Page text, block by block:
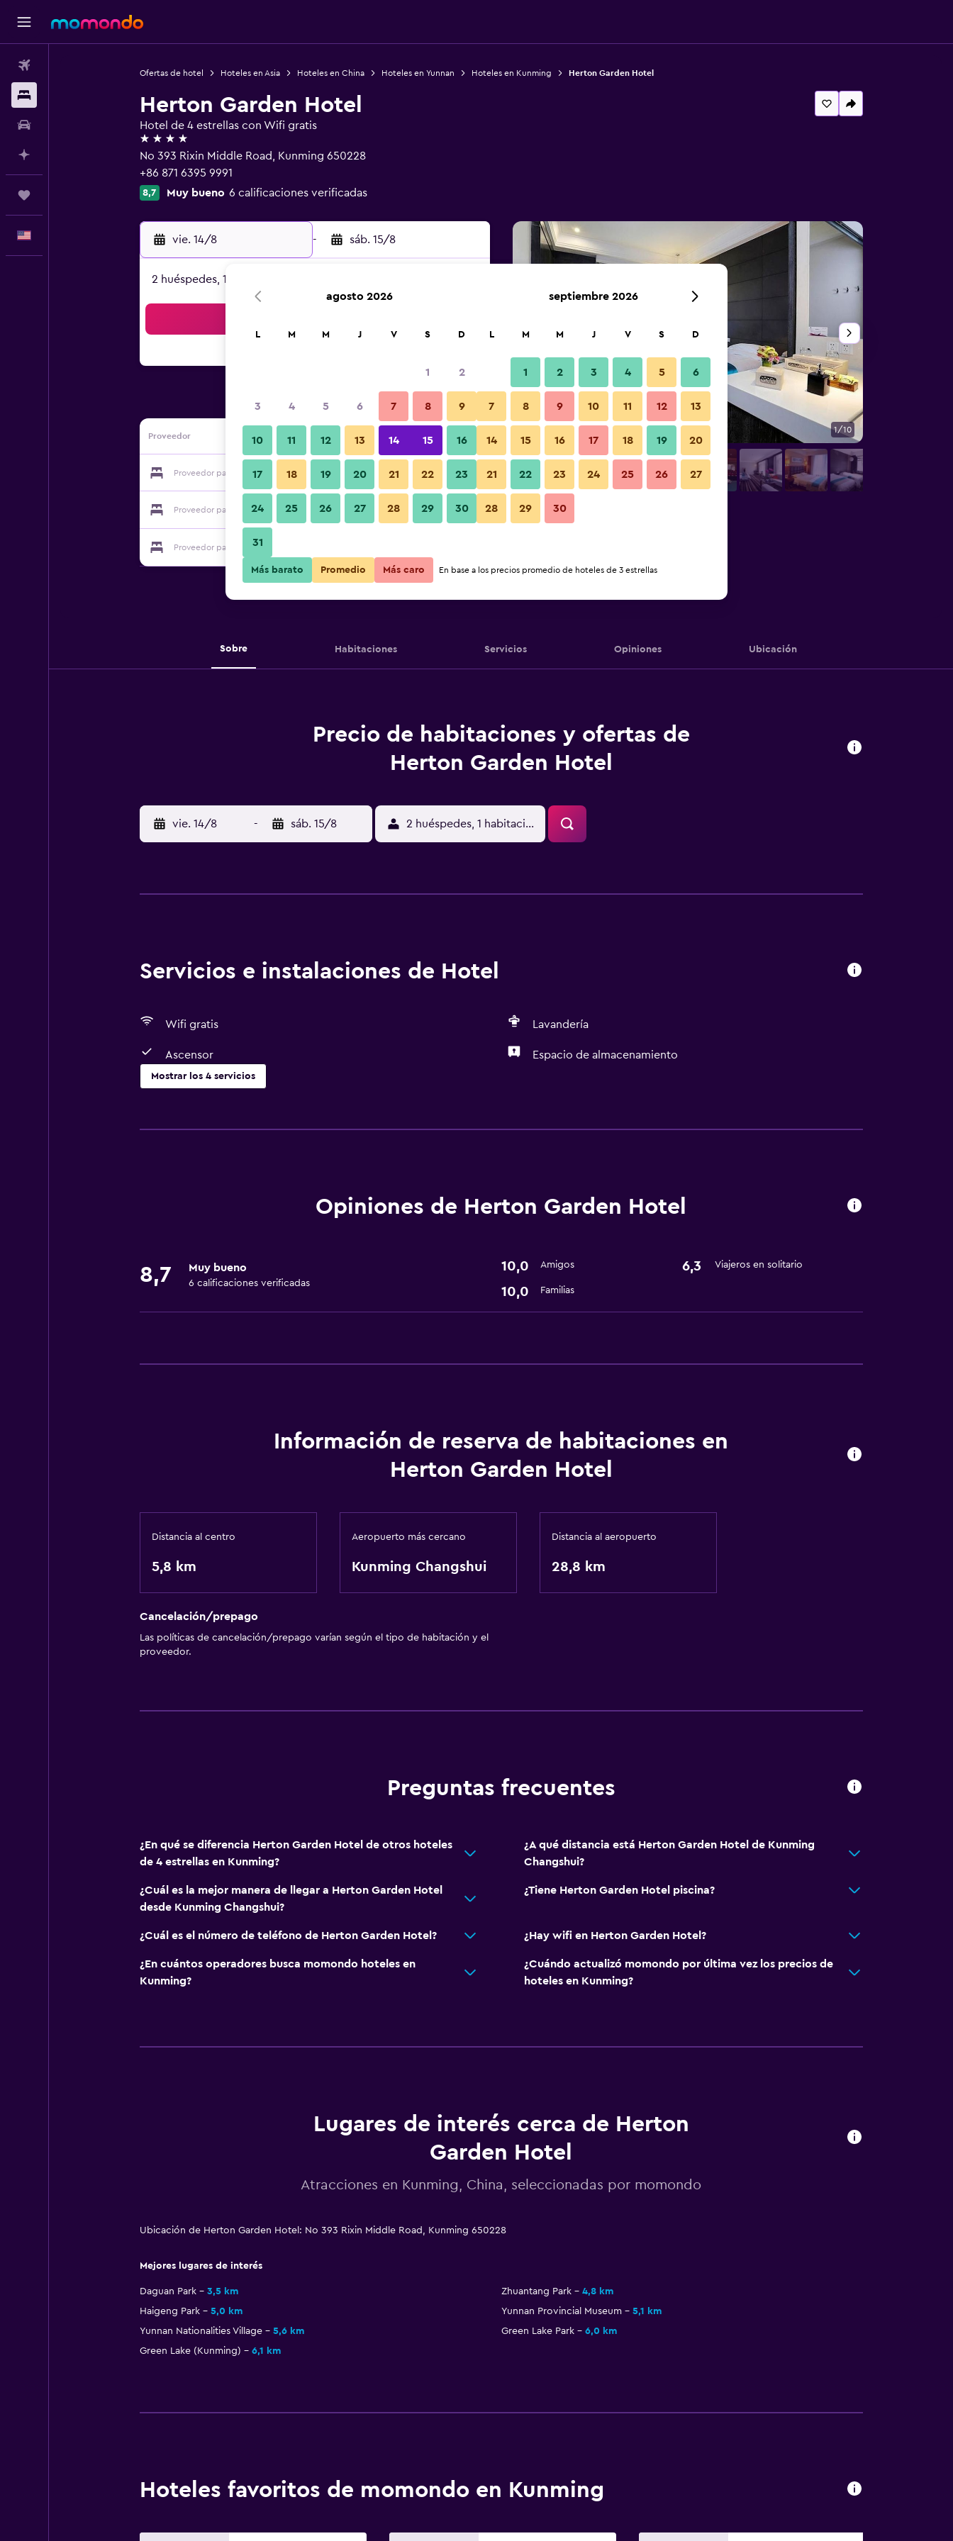
Ofertas de hotel Hoteles en Asia Hoteles en China Hoteles en Yunnan Hoteles en Kunming Herton Garden Hotel
Herton Garden Hotel
Hotel de 4 estrellas con Wifi gratis
4 estrellas
No 393 Rixin Middle Road, Kunming 650228
+86 871 6395 9991
8,7 Muy bueno 6 calificaciones verificadas
vie. 14/8 - sáb. 15/8
2 huéspedes, 1 habitación
Proveedor
Proveedor para Herton Garden Hotel Ver precios
Proveedor para Herton Garden Hotel Ver precios
Proveedor para Herton Garden Hotel
Habitación 1/10
Fotos
Sobre Habitaciones Servicios Opiniones Ubicación
Precio de habitaciones y ofertas de
Herton Garden Hotel
vie. 14/8 - sáb. 15/8 2 huéspedes, 1 habitación
Servicios e instalaciones de Hotel
Wifi gratis Lavandería
Ascensor Espacio de almacenamiento
Mostrar los 4 servicios
Ascensor
Lavandería
Opiniones de Herton Garden Hotel
8,7 Muy bueno
6 calificaciones verificadas
10,0 Amigos 6,3 Viajeros en solitario
10,0 Familias
Información de reserva de habitaciones en
Herton Garden Hotel
Distancia al centro
5,8 km
Aeropuerto más cercano
Kunming Changshui
Distancia al aeropuerto
28,8 km
Cancelación/prepago
Las políticas de cancelación/prepago varían según el tipo de habitación y el
proveedor.
Preguntas frecuentes
¿En qué se diferencia Herton Garden Hotel de otros hoteles
de 4 estrellas en Kunming?
¿A qué distancia está Herton Garden Hotel de Kunming
Changshui?
¿Cuál es la mejor manera de llegar a Herton Garden Hotel
desde Kunming Changshui?
¿Tiene Herton Garden Hotel piscina?
¿Cuál es el número de teléfono de Herton Garden Hotel? ¿Hay wifi en Herton Garden Hotel?
¿En cuántos operadores busca momondo hoteles en
Kunming?
¿Cuándo actualizó momondo por última vez los precios de
hoteles en Kunming?
Lugares de interés cerca de Herton
Garden Hotel
Atracciones en Kunming, China, seleccionadas por momondo
Ubicación de Herton Garden Hotel: No 393 Rixin Middle Road, Kunming 650228
Mejores lugares de interés
Daguan Park 3,5 km Zhuantang Park
4,8 km
Haigeng Park
5,0 km Yunnan Provincial Museum
5,1 km
Yunnan Nationalities Village
5,6 km Green Lake Park
6,0 km
Green Lake (Kunming)
6,1 km
Hoteles favoritos de momondo en Kunming
agosto 2026
L M M J V S D
1 2
3 4 5 6 7 8 9
10 11 12 13 14 15 16
17 18 19 20 21 22 23
24 25 26 27 28 29 30
31
septiembre 2026
L M M J V S D
1 2 3 4 5 6
7 8 9 10 11 12 13
14 15 16 17 18 19 20
21 22 23 24 25 26 27
28 29 30
Más barato Promedio Más caro En base a los precios promedio de hoteles de 3 estrellas